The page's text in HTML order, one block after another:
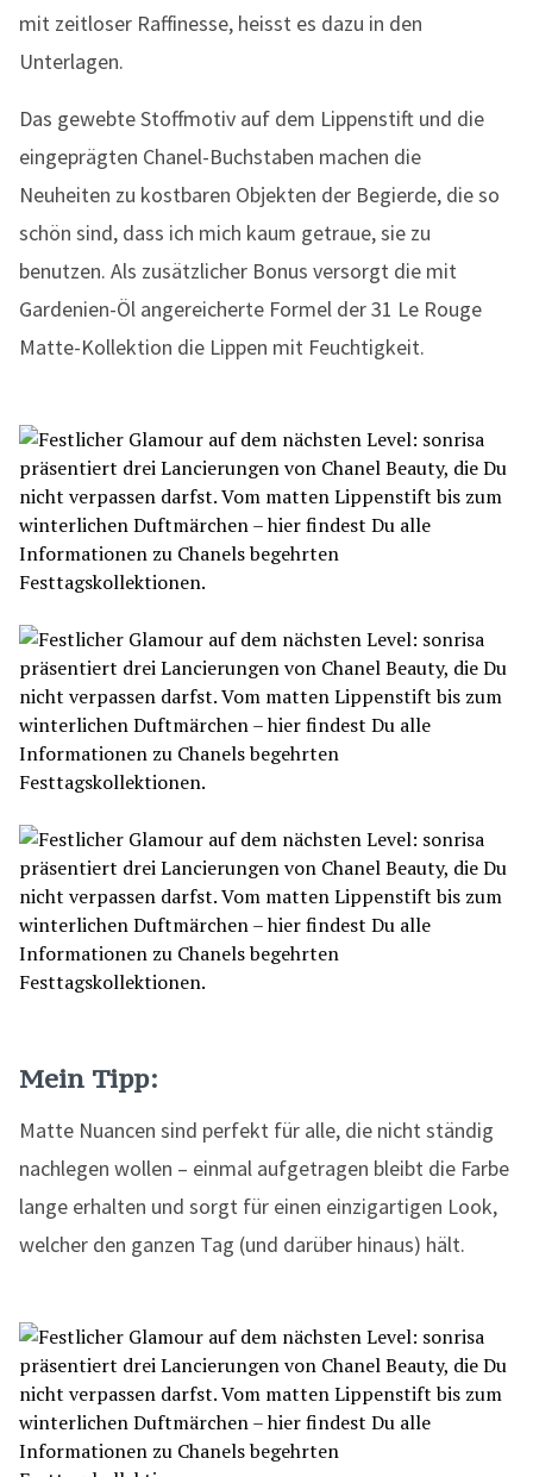
mit zeitloser Raffinesse, heisst es dazu in den
Unterlagen.
Das gewebte Stoffmotiv auf dem Lippenstift und die
eingeprägten Chanel-Buchstaben machen die
Neuheiten zu kostbaren Objekten der Begierde, die so
schön sind, dass ich mich kaum getraue, sie zu
benutzen. Als zusätzlicher Bonus versorgt die mit
Gardenien-Öl angereicherte Formel der 31 Le Rouge
Matte-Kollektion die Lippen mit Feuchtigkeit.
Mein Tipp:
Matte Nuancen sind perfekt für alle, die nicht ständig
nachlegen wollen – einmal aufgetragen bleibt die Farbe
lange erhalten und sorgt für einen einzigartigen Look,
welcher den ganzen Tag (und darüber hinaus) hält.